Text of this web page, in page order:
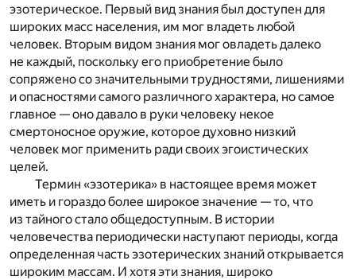
эзотерическое. Первый вид знания был доступен для
широких масс населения, им мог владеть любой
человек. Вторым видом знания мог овладеть далеко
не каждый, поскольку его приобретение было
сопряжено со значительными трудностями, лишениями
и опасностями самого различного характера, но самое
главное — оно давало в руки человеку некое
смертоносное оружие, которое духовно низкий
человек мог применить ради своих эгоистических
целей.
Термин «эзотерика» в настоящее время может
иметь и гораздо более широкое значение — то, что
из тайного стало общедоступным. В истории
человечества периодически наступают периоды, когда
определенная часть эзотерических знаний открывается
широким массам. И хотя эти знания, широко